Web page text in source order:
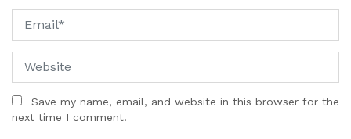
Save my name, email, and website in this browser for the
next time I comment.